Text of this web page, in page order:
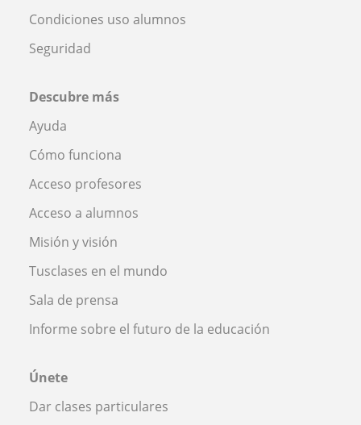
Condiciones uso alumnos
Seguridad
Descubre más
Ayuda
Cómo funciona
Acceso profesores
Acceso a alumnos
Misión y visión
Tusclases en el mundo
Sala de prensa
Informe sobre el futuro de la educación
Únete
Dar clases particulares